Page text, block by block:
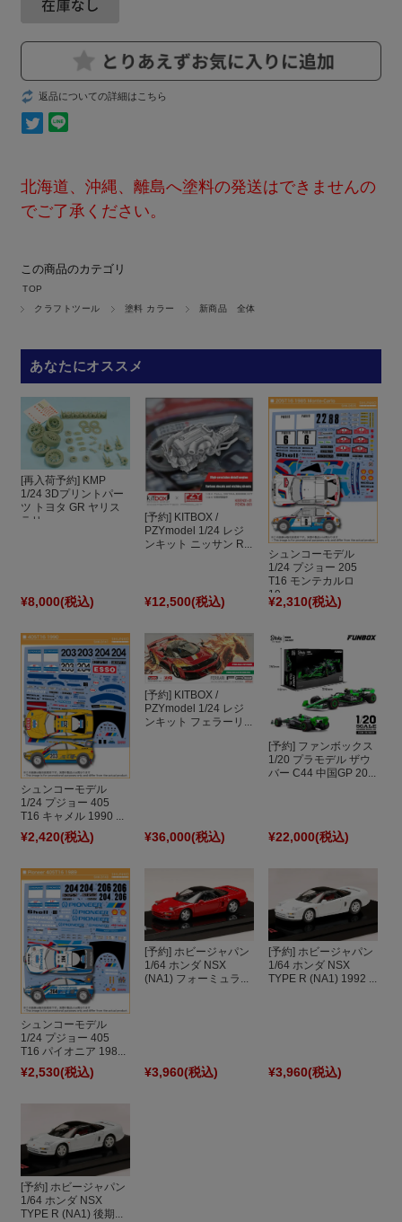
返品についての詳細はこちら
北海道、沖縄、離島へ塗料の発送はできませんの
でご了承ください。
この商品のカテゴリ
TOP
クラフトツール
塗料 カラー 新商品 全体
あなたにオススメ
[再入荷予約] KMP
1/24 3Dプリントパー
ツ トヨタ GR ヤリス
ラリ...
¥8,000(税込)
[予約] KITBOX /
PZYmodel 1/24 レジ
ンキット ニッサン R...
¥12,500(税込)
シュンコーモデル
1/24 プジョー 205
T16 モンテカルロ
19...
¥2,310(税込)
シュンコーモデル
1/24 プジョー 405
T16 キャメル 1990 ...
¥2,420(税込)
[予約] KITBOX /
PZYmodel 1/24 レジ
ンキット フェラーリ...
¥36,000(税込)
[予約] ファンボックス
1/20 プラモデル ザウ
バー C44 中国GP 20...
¥22,000(税込)
シュンコーモデル
1/24 プジョー 405
T16 パイオニア 198...
¥2,530(税込)
[予約] ホビージャパン
1/64 ホンダ NSX
(NA1) フォーミュラ...
¥3,960(税込)
[予約] ホビージャパン
1/64 ホンダ NSX
TYPE R (NA1) 1992 ...
¥3,960(税込)
[予約] ホビージャパン
1/64 ホンダ NSX
TYPE R (NA1) 後期...